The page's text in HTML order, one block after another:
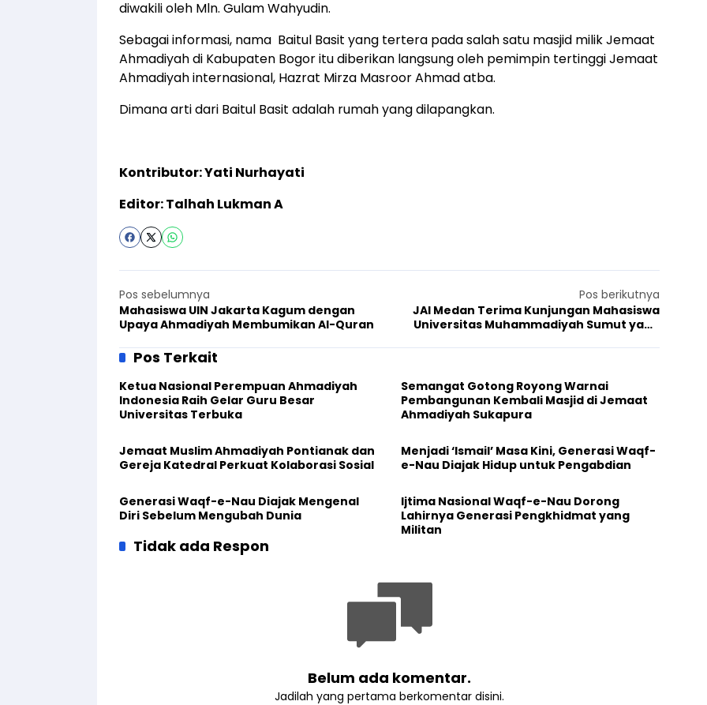
diwakili oleh Mln. Gulam Wahyudin.
Sebagai informasi, nama Baitul Basit yang tertera pada salah satu masjid milik Jemaat
Ahmadiyah di Kabupaten Bogor itu diberikan langsung oleh pemimpin tertinggi Jemaat
Ahmadiyah internasional, Hazrat Mirza Masroor Ahmad atba.
Dimana arti dari Baitul Basit adalah rumah yang dilapangkan.
Kontributor: Yati Nurhayati
Editor: Talhah Lukman A
Pos sebelumnya
Mahasiswa UIN Jakarta Kagum dengan
Upaya Ahmadiyah Membumikan Al-Quran
Pos berikutnya
JAI Medan Terima Kunjungan Mahasiswa
Universitas Muhammadiyah Sumut yang
Pos Terkait
Ketua Nasional Perempuan Ahmadiyah
Indonesia Raih Gelar Guru Besar
Universitas Terbuka
Semangat Gotong Royong Warnai
Pembangunan Kembali Masjid di Jemaat
Ahmadiyah Sukapura
Jemaat Muslim Ahmadiyah Pontianak dan
Gereja Katedral Perkuat Kolaborasi Sosial
Menjadi ‘Ismail’ Masa Kini, Generasi Waqf-
e-Nau Diajak Hidup untuk Pengabdian
Generasi Waqf-e-Nau Diajak Mengenal
Diri Sebelum Mengubah Dunia
Ijtima Nasional Waqf-e-Nau Dorong
Lahirnya Generasi Pengkhidmat yang
Militan
Tidak ada Respon
Belum ada komentar.
Jadilah yang pertama berkomentar disini.